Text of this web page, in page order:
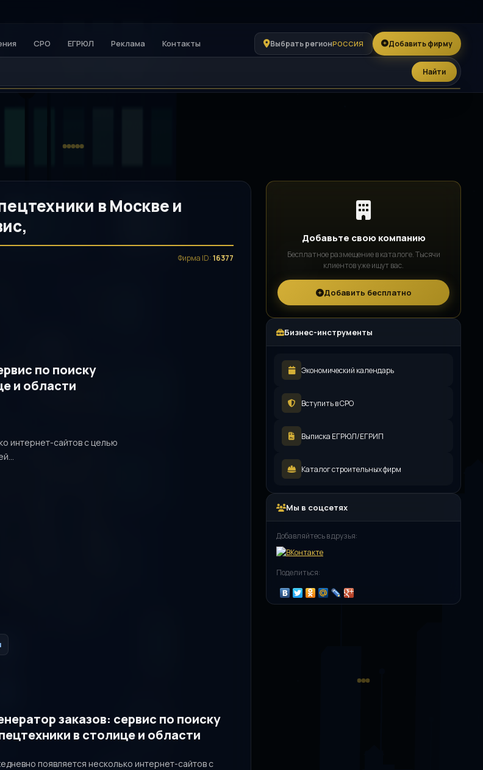
Найти
СРО ЕГРЮЛ Реклама Контакты Выбрать регионРОССИЯ Добавить фирму
в Москве и
Фирма ID:16377
по поиску
и области
интернет-сайтов с целью
заказов: сервис по поиску
в столице и области
появляется несколько интернет-сайтов с
Добавьте свою компанию
Бесплатное размещение в каталоге. Тысячи
клиентов уже ищут вас.
Добавить бесплатно
Бизнес-инструменты
Экономический календарь
Вступить в СРО
Выписка ЕГРЮЛ/ЕГРИП
Каталог строительных фирм
Мы в соцсетях
Добавляйтесь в друзья:
Поделиться: